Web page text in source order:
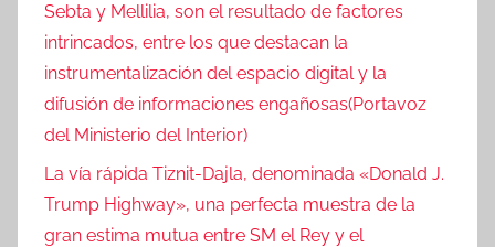
Sebta y Mellilia, son el resultado de factores
intrincados, entre los que destacan la
instrumentalización del espacio digital y la
difusión de informaciones engañosas(Portavoz
del Ministerio del Interior)
La vía rápida Tiznit-Dajla, denominada «Donald J.
Trump Highway», una perfecta muestra de la
gran estima mutua entre SM el Rey y el